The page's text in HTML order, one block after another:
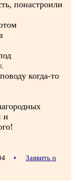
понастроили
когда-то
и
•
Заявить о